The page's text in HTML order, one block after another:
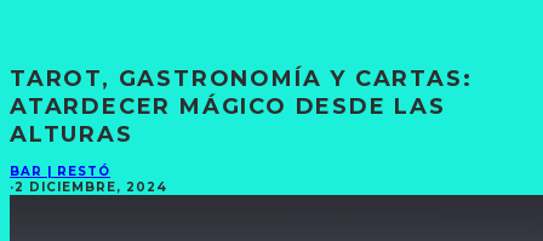
TAROT, GASTRONOMÍA Y CARTAS:
ATARDECER MÁGICO DESDE LAS
ALTURAS
BAR | RESTÓ
·2 DICIEMBRE, 2024